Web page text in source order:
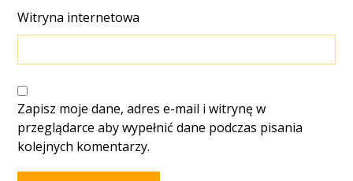
Witryna internetowa
Zapisz moje dane, adres e-mail i witrynę w
przeglądarce aby wypełnić dane podczas pisania
kolejnych komentarzy.